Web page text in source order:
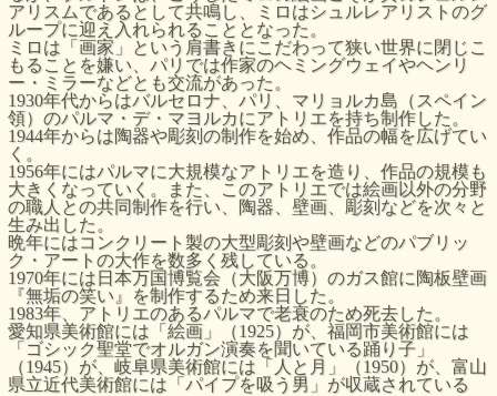
アリスムであるとして共鳴し、ミロはシュルレアリストのグ
ループに迎え入れられることとなった。
ミロは「画家」という肩書きにこだわって狭い世界に閉じこ
もることを嫌い、パリでは作家のヘミングウェイやヘンリ
ー・ミラーなどとも交流があった。
1930年代からはバルセロナ、パリ、マリョルカ島（スペイン
領）のパルマ・デ・マヨルカにアトリエを持ち制作した。
1944年からは陶器や彫刻の制作を始め、作品の幅を広げてい
く。
1956年にはパルマに大規模なアトリエを造り、作品の規模も
大きくなっていく。また、このアトリエでは絵画以外の分野
の職人との共同制作を行い、陶器、壁画、彫刻などを次々と
生み出した。
晩年にはコンクリート製の大型彫刻や壁画などのパブリッ
ク・アートの大作を数多く残している。
1970年には日本万国博覧会（大阪万博）のガス館に陶板壁画
『無垢の笑い』を制作するため来日した。
1983年、アトリエのあるパルマで老衰のため死去した。
愛知県美術館には「絵画」（1925）が、福岡市美術館には
「ゴシック聖堂でオルガン演奏を聞いている踊り子」
（1945）が、岐阜県美術館には「人と月」（1950）が、富山
県立近代美術館には「パイプを吸う男」が収蔵されている